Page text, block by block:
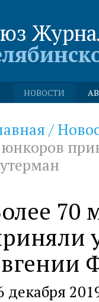
НОВОСТИ
/
70
декабря